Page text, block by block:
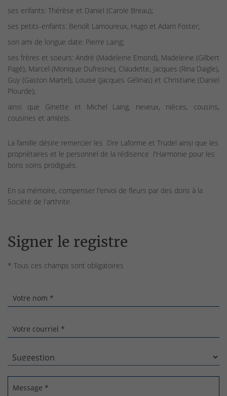
ses enfants: Thérèse et Daniel (Carole Breau);
ses petits-enfants: Benoît Lamoureux, Hugo et Adam Foster;
son ami de longue date: Pierre Laing;
ses frères et soeurs: André (Madeleine Emond), Madeleine (Gilbert
Pagé), Marcel (Monique Dufresne), Claudette, Jacques (Rina Daigle),
Guy (Gaston Martel), Louise (Jacques Gélinas) et Christiane (Daniel
Plourde);
ainsi que Ginette et Michel Laing, neveux, nièces, cousins,
cousines et ami(e)s.
La famille désire remercier les Dre Laforme et Trudel ainsi que les
propriétaires et le personnel de la rédisence l'Harmonie pour les
bons soins prodigués.
En sa mémoire, compenser l'envoi de fleurs par des dons à la
Société de l'arthrite.
Signer le registre
* Tous ces champs sont obligatoires
Votre nom *
Votre courriel *
Message *